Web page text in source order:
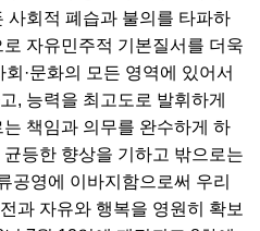
사회적 폐습과 불의를 타파하
자유민주적 기본질서를 더욱
회·문화의 모든 영역에 있어서
, 능력을 최고도로 발휘하게
책임과 의무를 완수하게 하
등한 향상을 기하고 밖으로는
공영에 이바지함으로써 우리
과 자유와 행복을 영원히 확보